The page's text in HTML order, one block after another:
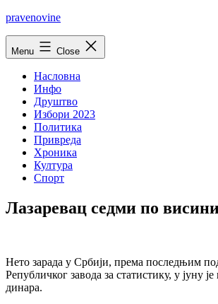
Skip
pravenovine
Menu Close
Насловна
Инфо
Друштво
Избори 2023
Политика
Привреда
Хроника
Култура
Спорт
Лазаревац седми по
Нето зарада у Србији, према последњим
Републичког завода за статистику, у јуну
динара.